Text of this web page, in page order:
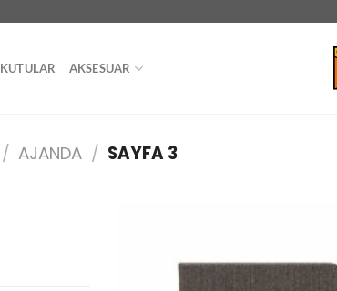
KUTULAR AKSESUAR
/ AJANDA / SAYFA 3